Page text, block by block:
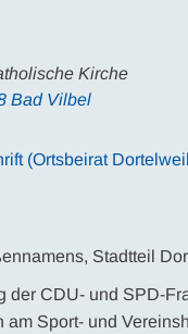
Kirche
Bad Vilbel
(Ortsbeirat
Stadtteil
der CDU- und SPD-
am Sport- und